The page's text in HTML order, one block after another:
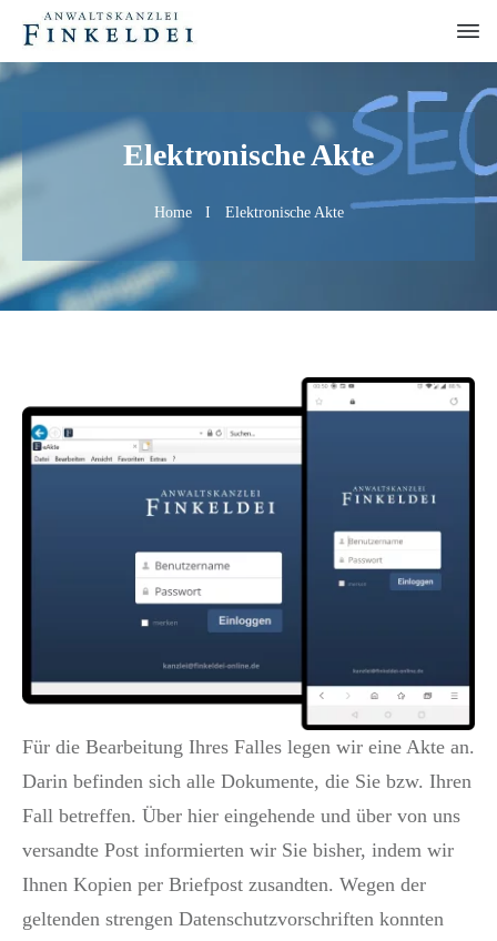
Elektronische Akte
Home I Elektronische Akte
Für die Bearbeitung Ihres Falles legen wir eine Akte an.
Darin befinden sich alle Dokumente, die Sie bzw. Ihren
Fall betreffen. Über hier eingehende und über von uns
versandte Post informierten wir Sie bisher, indem wir
Ihnen Kopien per Briefpost zusandten. Wegen der
geltenden strengen Datenschutzvorschriften konnten